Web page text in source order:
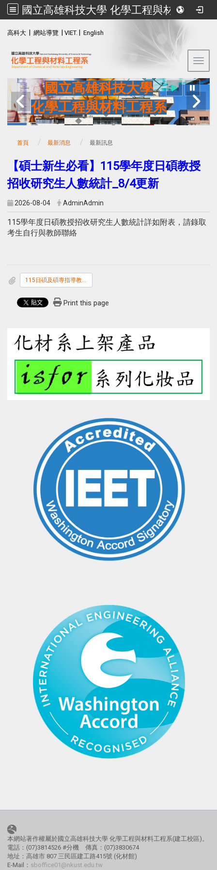
國立高雄科技大學 化學工程與材料工程系
高科大 網站導覽 VIET. English
國立高雄科技大學
化學工程與材料工程系
首頁 最新消息 最新訊息
【碩士新生必看】115學年度日碩教授
招收研究生人數統計_8/4更新
2026-08-04 AdminAdmin
115學年度日碩教授招收研究生人數統計詳如附表，請錄取
考生自行與教師聯絡
115日碩及碩專指導教授名單-0804.pdf
Print this page
本網站著作權屬於國立高雄科技大學 化學工程與材料工程系(建工校區)。
電話：(07)3814526 #分機 傳真：(07)3830674
地址：高雄市 807 三民區建工路415號 (化材館)
E-Mail： sboffice01@nkust.edu.tw